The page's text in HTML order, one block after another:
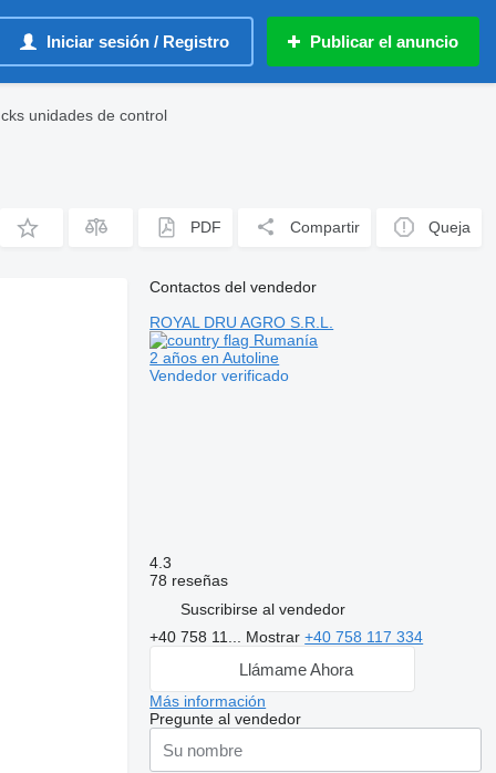
Iniciar sesión / Registro Publicar el anuncio
unidades de control
PDF Compartir Queja
Contactos del vendedor
ROYAL DRU AGRO S.R.L.
Rumanía
2 años en Autoline
Vendedor verificado
4.3
78 reseñas
Suscribirse al vendedor
+40 758 11... Mostrar+40 758 117 334
Llámame Ahora
Más información
Pregunte al vendedor